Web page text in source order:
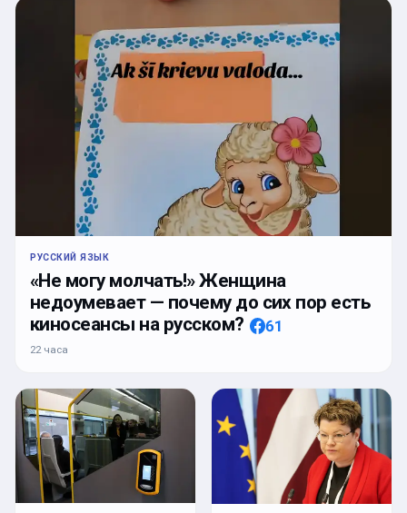
РУССКИЙ ЯЗЫК
«Не могу молчать!» Женщина
недоумевает — почему до сих пор есть
киносеансы на русском?
61
22 часа